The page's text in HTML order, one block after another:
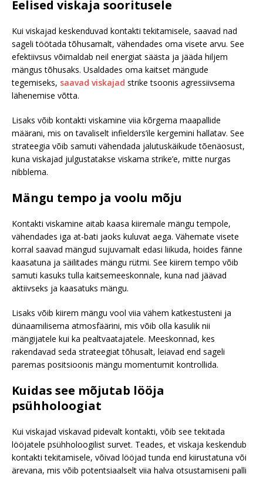
Eelised viskaja sooritusele
Kui viskajad keskenduvad kontakti tekitamisele, saavad nad
sageli töötada tõhusamalt, vähendades oma visete arvu. See
efektiivsus võimaldab neil energiat säästa ja jääda hiljem
mängus tõhusaks. Usaldades oma kaitset mängude
tegemiseks, saavad viskajad strike tsoonis agressiivsema
lähenemise võtta.
Lisaks võib kontakti viskamine viia kõrgema maapallide
määrani, mis on tavaliselt infielders’ile kergemini hallatav. See
strateegia võib samuti vähendada jalutuskäikude tõenäosust,
kuna viskajad julgustatakse viskama strike’e, mitte nurgas
nibblema.
Mängu tempo ja voolu mõju
Kontakti viskamine aitab kaasa kiiremale mängu tempole,
vähendades iga at-bati jaoks kuluvat aega. Vähemate visete
korral saavad mängud sujuvamalt edasi liikuda, hoides fänne
kaasatuna ja säilitades mängu rütmi. See kiirem tempo võib
samuti kasuks tulla kaitsemeeskonnale, kuna nad jäävad
aktiivseks ja kaasatuks mängu.
Lisaks võib kiirem mängu vool viia vähem katkestusteni ja
dünaamilisema atmosfäärini, mis võib olla kasulik nii
mängijatele kui ka pealtvaatajatele. Meeskonnad, kes
rakendavad seda strateegiat tõhusalt, leiavad end sageli
paremas positsioonis mängu momentumit kontrollida.
Kuidas see mõjutab lööja
psühholoogiat
Kui viskajad viskavad pidevalt kontakti, võib see tekitada
lööjatele psühholoogilist survet. Teades, et viskaja keskendub
kontakti tekitamisele, võivad lööjad tunda end kiirustatuna või
ärevana, mis võib potentsiaalselt viia halva otsustamiseni palli